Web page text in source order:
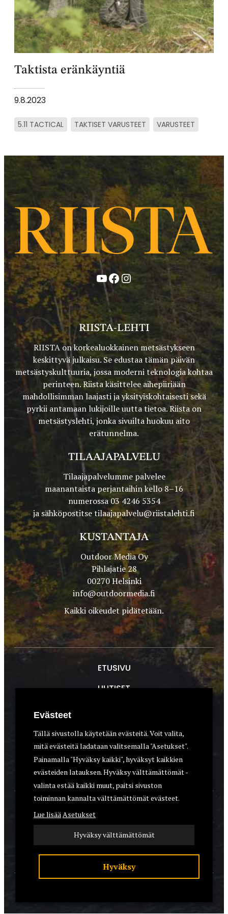
Taktista eränkäyntiä
9.8.2023
5.11 TACTICAL TAKTISET VARUSTEET VARUSTEET
YouTube
Facebook
Instagram
RIISTA-LEHTI
RIISTA on korkealuokkainen metsästykseen
keskittyvä julkaisu. Se edustaa tämän päivän
metsästyskulttuuria, jossa moderni teknologia kohtaa
perinteen. Riista käsittelee aihepiiriään
mahdollisimman laajasti ja yksityiskohtaisesti sekä
pyrkii antamaan lukijoille uutta tietoa. Riista on
metsästyslehti, jonka sivuilta huokuu aito
erätunnelma.
TILAAJAPALVELU
Tilaajapalvelumme palvelee
maanantaista perjantaihin kello 8–16
numerossa 03 4246 5354
ja sähköpostitsetilaajapalvelu@riistalehti.fi
KUSTANTAJA
Outdoor Media Oy
Pihlajatie 28
00270 Helsinki
info@outdoormedia.fi
Kaikki oikeudet pidätetään.
ETUSIVU
UUTISET
ASEET & OPTIIKKA
VARUSTEET
KOIRAT
YHTEYSTIEDOT
REKISTERISELOSTE
EVÄSTEET
Evästeet
Tällä sivustolla käytetään evästeitä. Voit valita,
mitä evästeitä ladataan valitsemalla "Asetukset".
Painamalla "Hyväksy kaikki", hyväksyt kaikkien
evästeiden latauksen. Hyväksy välttämättömät -
valinta estää kaikki muut, paitsi sivuston
toiminnan kannalta välttämättömät evästeet.
Lue lisääAsetukset
Hyväksy välttämättömät
Hyväksy